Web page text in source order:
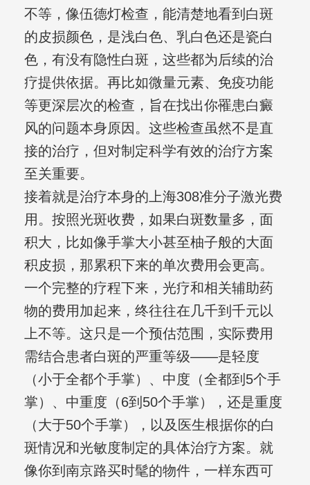
不等，像伍德灯检查，能清楚地看到白斑
的皮损颜色，是浅白色、乳白色还是瓷白
色，有没有隐性白斑，这些都为后续的治
疗提供依据。再比如微量元素、免疫功能
等更深层次的检查，旨在找出你罹患白癜
风的问题本身原因。这些检查虽然不是直
接的治疗，但对制定科学有效的治疗方案
至关重要。
接着就是治疗本身的上海308准分子激光费
用。按照光斑收费，如果白斑数量多，面
积大，比如像手掌大小甚至柚子般的大面
积皮损，那累积下来的单次费用会更高。
一个完整的疗程下来，光疗和相关辅助药
物的费用加起来，终往往在几千到千元以
上不等。这只是一个预估范围，实际费用
需结合患者白斑的严重等级——是轻度
（小于全都个手掌）、中度（全都到5个手
掌）、中重度（6到50个手掌），还是重度
（大于50个手掌），以及医生根据你的白
斑情况和光敏度制定的具体治疗方案。就
像你到南京路买时髦的物件，一样东西可